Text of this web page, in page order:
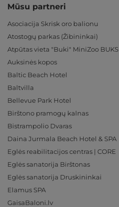
Mūsu partneri
Asociacija Skrisk oro balionu
Atostogų parkas (Žibininkai)
Atpūtas vieta "Buki" MiniZoo BUKS
Auksinės kopos
Baltic Beach Hotel
Baltvilla
Bellevue Park Hotel
Birštono pramogų kalnas
Bistrampolio Dvaras
Daina Jurmala Beach Hotel & SPA
Eglės reabilitacijos centras | CORE
Eglės sanatorija Birštonas
Eglės sanatorija Druskininkai
Elamus SPA
GaisaBaloni.lv